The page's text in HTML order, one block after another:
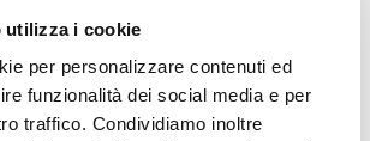
utilizza i cookie
per personalizzare contenuti ed
funzionalità dei social media e per
traffico. Condividiamo inoltre